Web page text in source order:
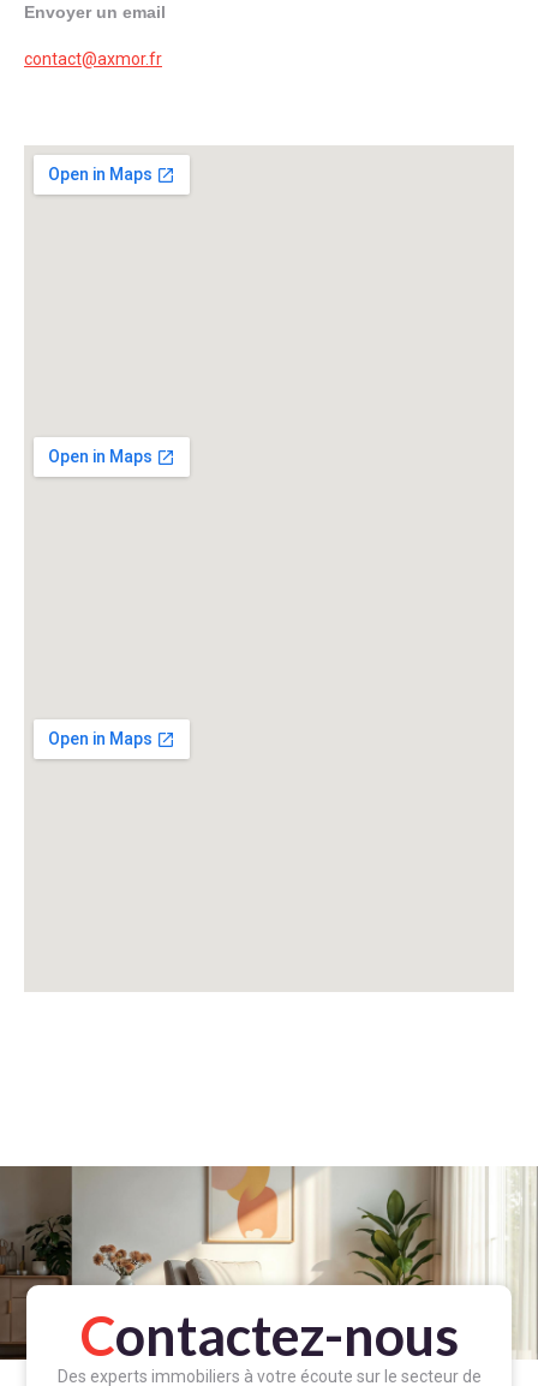
Envoyer un email
contact@axmor.fr
Contactez-nous
Des experts immobiliers à votre écoute sur le secteur de